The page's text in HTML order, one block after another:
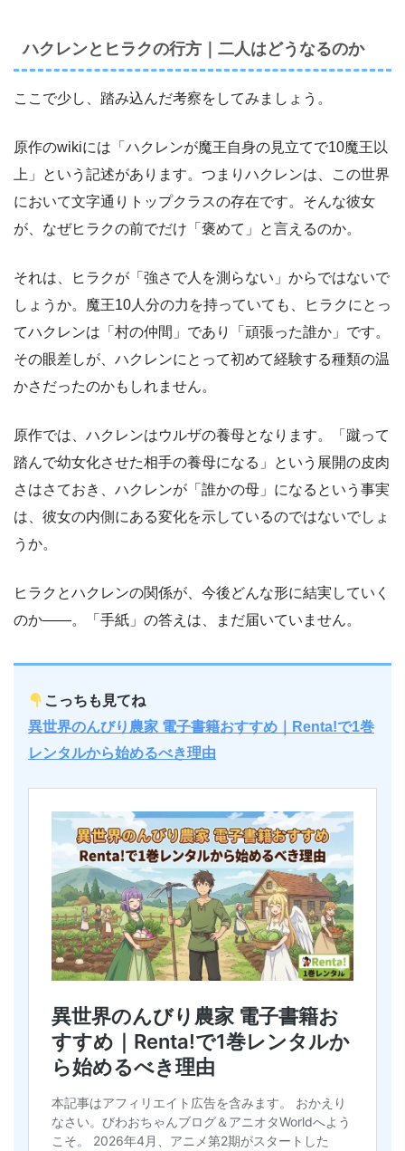
ハクレンとヒラクの行方｜二人はどうなるのか
ここで少し、踏み込んだ考察をしてみましょう。
原作のwikiには「ハクレンが魔王自身の見立てで10魔王以
上」という記述があります。つまりハクレンは、この世界
において文字通りトップクラスの存在です。そんな彼女
が、なぜヒラクの前でだけ「褒めて」と言えるのか。
それは、ヒラクが「強さで人を測らない」からではないで
しょうか。魔王10人分の力を持っていても、ヒラクにとっ
てハクレンは「村の仲間」であり「頑張った誰か」です。
その眼差しが、ハクレンにとって初めて経験する種類の温
かさだったのかもしれません。
原作では、ハクレンはウルザの養母となります。「蹴って
踏んで幼女化させた相手の養母になる」という展開の皮肉
さはさておき、ハクレンが「誰かの母」になるという事実
は、彼女の内側にある変化を示しているのではないでしょ
うか。
ヒラクとハクレンの関係が、今後どんな形に結実していく
のか――。「手紙」の答えは、まだ届いていません。
こっちも見てね
異世界のんびり農家 電子書籍おすすめ｜Renta!で1巻
レンタルから始めるべき理由